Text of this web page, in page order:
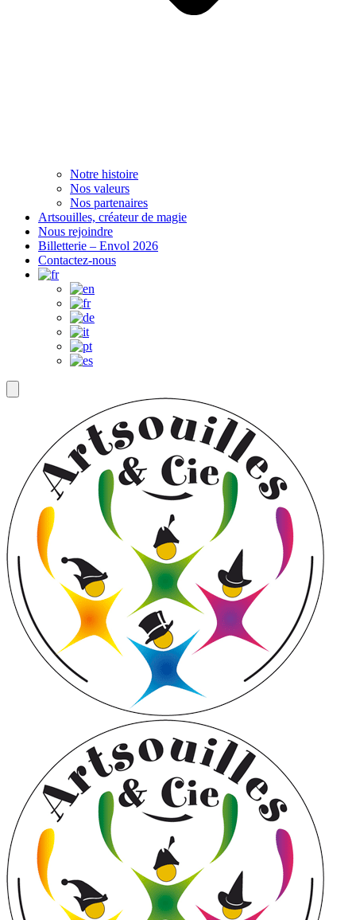
Notre histoire
Nos valeurs
Nos partenaires
Artsouilles, créateur de magie
Nous rejoindre
Billetterie – Envol 2026
Contactez-nous